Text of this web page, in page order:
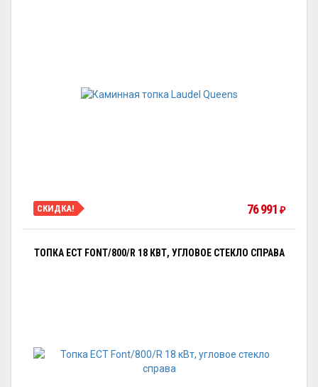
СКИДКА! 76 991 ₽
ТОПКА ECT FONT/800/R 18 КВТ, УГЛОВОЕ СТЕКЛО СПРАВА